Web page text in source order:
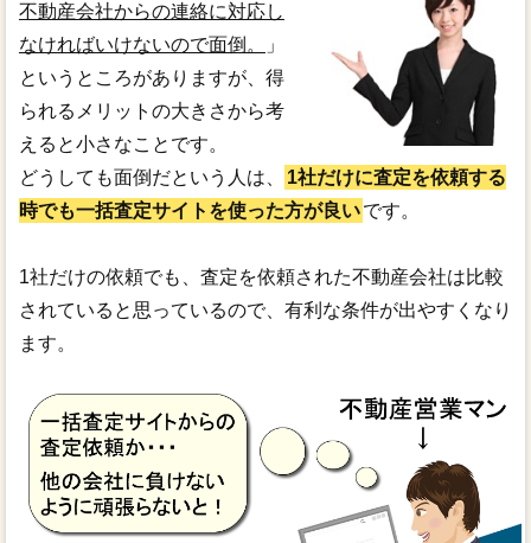
不動産会社からの連絡に対応し
なければいけないので面倒。
」
というところがありますが、得
られるメリットの大きさから考
えると小さなことです。
どうしても面倒だという人は、
1社だけに査定を依頼する
時でも一括査定サイトを使った方が良いです。
1社だけの依頼でも、査定を依頼された不動産会社は比較
されていると思っているので、有利な条件が出やすくなり
ます。